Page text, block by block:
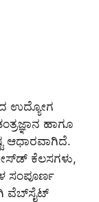
ಉದ್ಯೋಗ
ಹಾಗೂ
ಆಧಾರವಾಗಿದೆ.
ಕೆಲಸಗಳು,
ಸಂಪೂರ್ಣ
ವೆಬ್‌ಸೈಟ್‌